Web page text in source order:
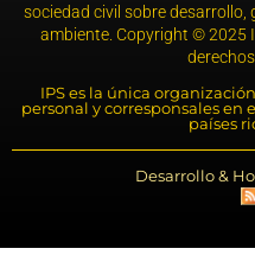
sociedad civil sobre
ambiente. Copyright © 2025
IPS es la única
personal y corresponsales en
países
Desarrollo &